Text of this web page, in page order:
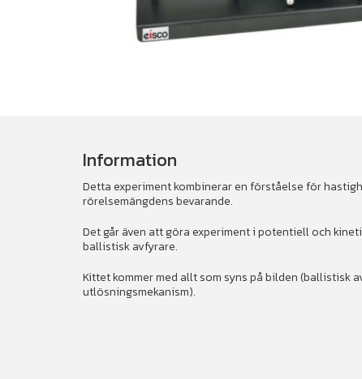
Information
Detta experiment kombinerar en förståelse för
rörelsemängdens bevarande.
Det går även att göra experiment i potentiell och
ballistisk avfyrare.
Kittet kommer med allt som syns på bilden (ballistisk
utlösningsmekanism).